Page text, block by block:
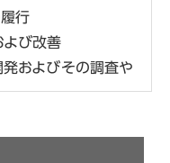
履行
よび改善
発およびその調査や